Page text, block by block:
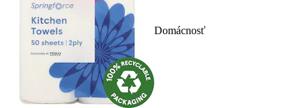
Domácnosť